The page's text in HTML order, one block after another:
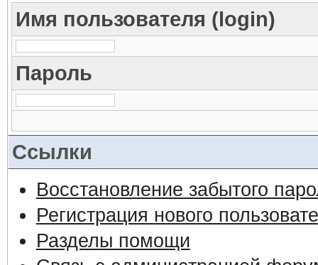
Имя пользователя (login)
Пароль
Ссылки
Восстановление забытого
Регистрация нового
Разделы помощи